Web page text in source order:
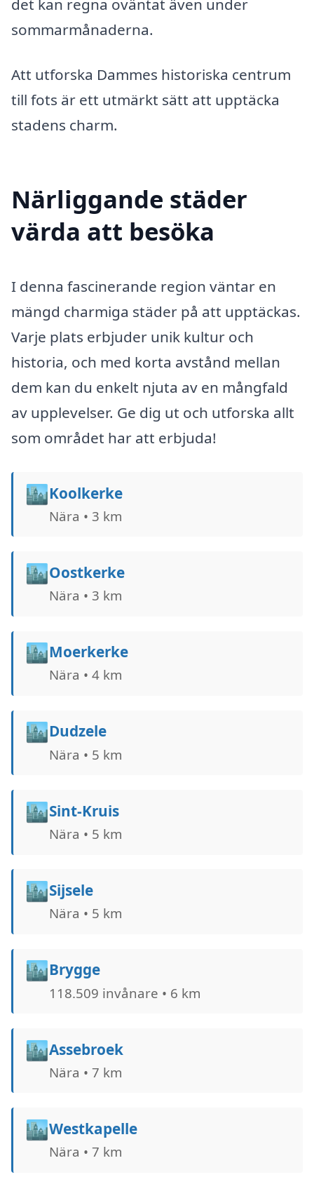
det kan regna oväntat även under
sommarmånaderna.
Att utforska Dammes historiska centrum
till fots är ett utmärkt sätt att upptäcka
stadens charm.
Närliggande städer
värda att besöka
I denna fascinerande region väntar en
mängd charmiga städer på att upptäckas.
Varje plats erbjuder unik kultur och
historia, och med korta avstånd mellan
dem kan du enkelt njuta av en mångfald
av upplevelser. Ge dig ut och utforska allt
som området har att erbjuda!
🏙️Koolkerke
Nära • 3 km
🏙️Oostkerke
Nära • 3 km
🏙️Moerkerke
Nära • 4 km
🏙️Dudzele
Nära • 5 km
🏙️Sint-Kruis
Nära • 5 km
🏙️Sijsele
Nära • 5 km
🏙️Brygge
118.509 invånare • 6 km
🏙️Assebroek
Nära • 7 km
🏙️Westkapelle
Nära • 7 km